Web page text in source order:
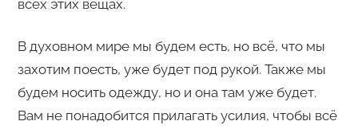
всех этих вещах.
В духовном мире мы будем есть, но всё, что мы
захотим поесть, уже будет под рукой. Также мы
будем носить одежду, но и она там уже будет.
Вам не понадобится прилагать усилия, чтобы всё